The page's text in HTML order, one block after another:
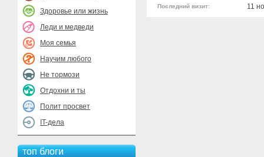
Здоровье или жизнь
Леди и медведи
Моя семья
Научим любого
Не тормози
Отдохни и ты
Полит просвет
IT-дела
топ блоги
Последний визит: 11